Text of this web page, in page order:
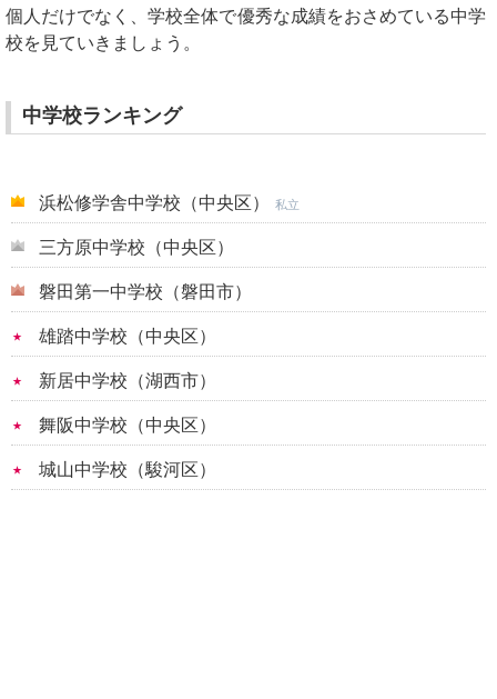
個人だけでなく、学校全体で優秀な成績をおさめている中学
校を見ていきましょう。
中学校ランキング
浜松修学舎中学校（中央区） 私立
三方原中学校（中央区）
磐田第一中学校（磐田市）
雄踏中学校（中央区）
新居中学校（湖西市）
舞阪中学校（中央区）
城山中学校（駿河区）